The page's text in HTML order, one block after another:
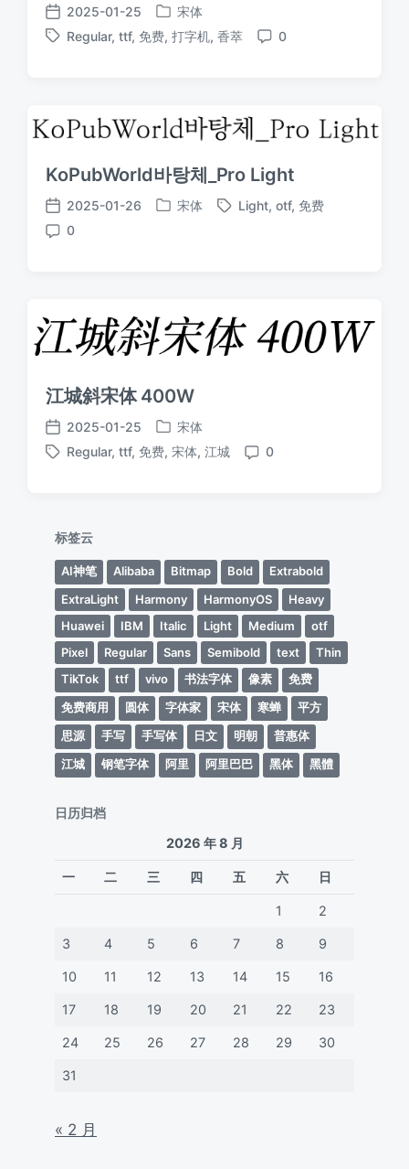
发
布
2025-01-25
发
布
宋体
标
Regular, ttf, 免费, 打字机, 香萃
评
0
KoPubWorld바탕체_Pro Light
发
布
2025-01-26
发
宋体
标
Light, otf, 免费
评
0
江城斜宋体 400W
发
布
2025-01-25
发
布
宋体
标
Regular, ttf, 免费, 宋体, 江城
评
0
标签云
AI神笔 Alibaba Bitmap Bold
Extrabold
ExtraLight
Harmony HarmonyOS
Heavy
Huawei
IBM Italic Light Medium
otf
Pixel
Regular Sans Semibold text
Thin
TikTok
ttf vivo 书法字体 像素
免费
免费商用
圆体 字体家 宋体 寒蝉
平方
思源
手写 手写体 日文 明朝
普惠体
江城
钢笔字体 阿里 阿里巴巴 黑体 黑體
日历归档
2026 年 8 月
一 二 三 四 五 六 日
1 2
3 4 5 6 7 8 9
10 11 12 13 14 15 16
17 18 19 20 21 22 23
24 25 26 27 28 29 30
31
« 2 月